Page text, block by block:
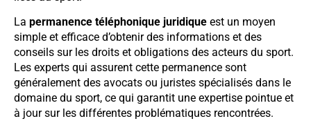
La permanence téléphonique juridique est un moyen
simple et efficace d’obtenir des informations et des
conseils sur les droits et obligations des acteurs du sport.
Les experts qui assurent cette permanence sont
généralement des avocats ou juristes spécialisés dans le
domaine du sport, ce qui garantit une expertise pointue et
à jour sur les différentes problématiques rencontrées.